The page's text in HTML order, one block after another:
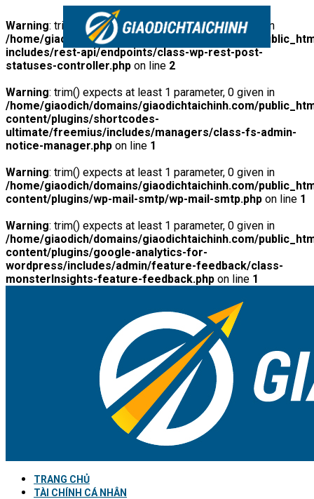
Warning: trim() expects at least 1 parameter, 0 given in
/home/giaodich/domains/giaodichtaichinh.com/
includes/rest-api/endpoints/class-wp-rest-post-
statuses-controller.php on line 2
Warning: trim() expects at least 1 parameter, 0 given in
/home/giaodich/domains/giaodichtaichinh.com/
content/plugins/shortcodes-
ultimate/freemius/includes/managers/class-fs-admin-
notice-manager.php on line 1
Warning: trim() expects at least 1 parameter, 0 given in
/home/giaodich/domains/giaodichtaichinh.com/
content/plugins/wp-mail-smtp/wp-mail-smtp.php on line 1
Warning: trim() expects at least 1 parameter, 0 given in
/home/giaodich/domains/giaodichtaichinh.com/
content/plugins/google-analytics-for-
wordpress/includes/admin/feature-feedback/class-
monsterInsights-feature-feedback.php on line 1
TRANG CHỦ
TÀI CHÍNH CÁ NHÂN